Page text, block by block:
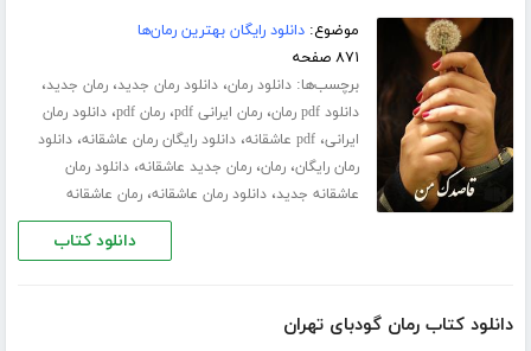
موضوع:دانلود رایگان بهترین رمان‌ها
۸۷۱ صفحه
برچسب‌ها:دانلود رمان،دانلود رمان جدید،رمان جدید،
دانلود pdf رمان ،رمان ایرانی pdf ،رمان pdf ،دانلود رمان
ایرانی،pdf عاشقانه ،دانلود رایگان رمان عاشقانه،دانلود
رمان رایگان،رمان،رمان جدید عاشقانه،دانلود رمان
عاشقانه جدید،دانلود رمان عاشقانه،رمان عاشقانه
دانلود کتاب
دانلود کتاب رمان گودبای تهران